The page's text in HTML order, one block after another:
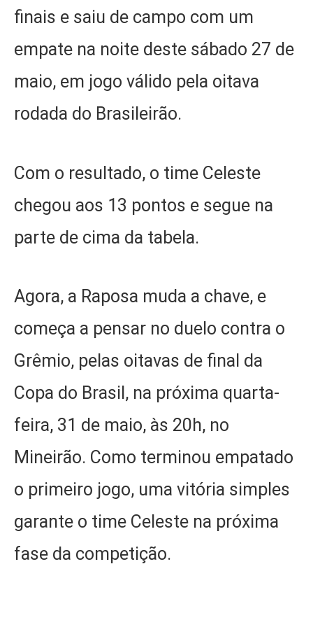
finais e saiu de campo com um
empate na noite deste sábado 27 de
maio, em jogo válido pela oitava
rodada do Brasileirão.
Com o resultado, o time Celeste
chegou aos 13 pontos e segue na
parte de cima da tabela.
Agora, a Raposa muda a chave, e
começa a pensar no duelo contra o
Grêmio, pelas oitavas de final da
Copa do Brasil, na próxima quarta-
feira, 31 de maio, às 20h, no
Mineirão. Como terminou empatado
o primeiro jogo, uma vitória simples
garante o time Celeste na próxima
fase da competição.